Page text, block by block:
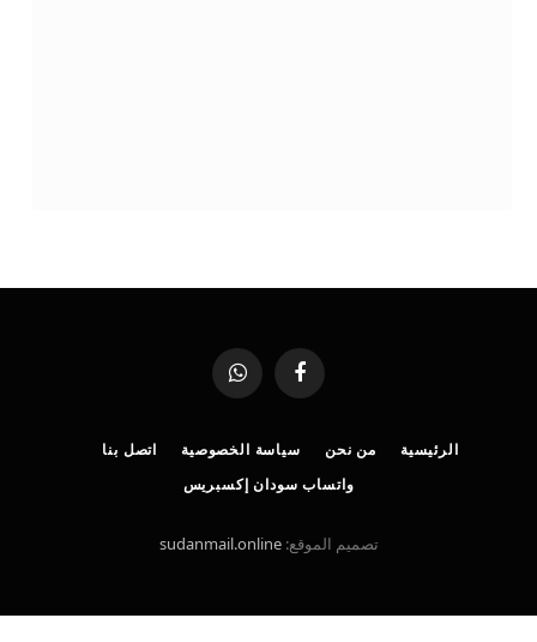
فيسبوك واتساب
الرئيسية من نحن سياسة الخصوصية
اتصل بنا
واتساب سودان إكسبريس
تصميم الموقع:sudanmail.online